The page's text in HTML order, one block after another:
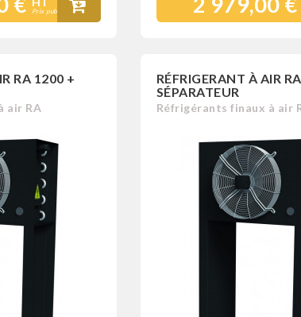
Prix public
RA 1200 +
air RA
RÉFRIGERANT À AIR
SÉPARATEUR
Réfrigérants finaux à air